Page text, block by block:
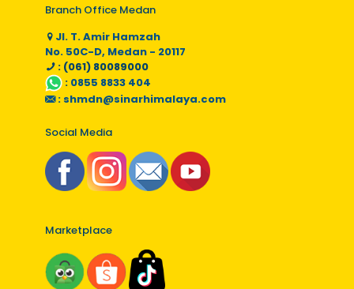
Branch Office Medan
Jl. T. Amir Hamzah
No. 50C-D, Medan - 20117
: (061) 80089000
: 0855 8833 404
: shmdn@sinarhimalaya.com
Social Media
Marketplace